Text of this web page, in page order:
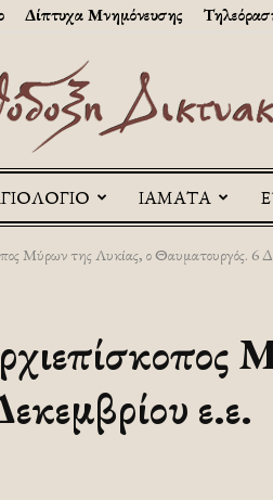
Δίπτυχα Μνημόνευσης
Askitikon
ΙΑΜΑΤΑ
Μύρων της Λυκίας, ο Θαυματουργός. 6
ε.ε.